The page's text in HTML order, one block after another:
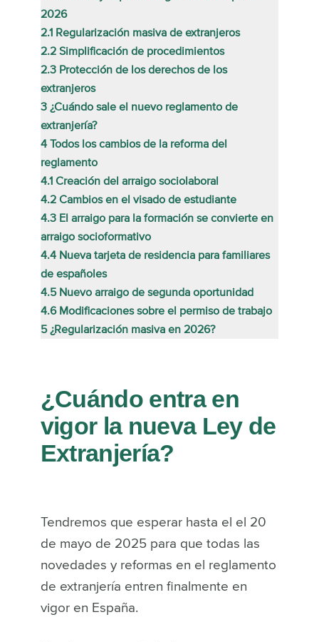
2026
2.1 Regularización masiva de extranjeros
2.2 Simplificación de procedimientos
2.3 Protección de los derechos de los
extranjeros
3 ¿Cuándo sale el nuevo reglamento de
extranjería?
4 Todos los cambios de la reforma del
reglamento
4.1 Creación del arraigo sociolaboral
4.2 Cambios en el visado de estudiante
4.3 El arraigo para la formación se convierte en
arraigo socioformativo
4.4 Nueva tarjeta de residencia para familiares
de españoles
4.5 Nuevo arraigo de segunda oportunidad
4.6 Modificaciones sobre el permiso de trabajo
5 ¿Regularización masiva en 2026?
¿Cuándo entra en
vigor la nueva Ley de
Extranjería?
Tendremos que esperar hasta el el 20
de mayo de 2025 para que todas las
novedades y reformas en el reglamento
de extranjería entren finalmente en
vigor en España.